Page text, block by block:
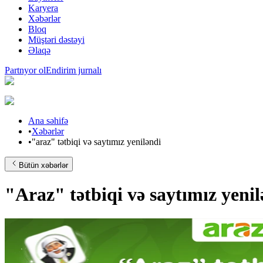
Karyera
Xəbərlər
Bloq
Müştəri dəstəyi
Əlaqə
Partnyor olEndirim jurnalı
Ana səhifə
•Xəbərlər
•"araz" tətbiqi və saytımız yeniləndi
Bütün xəbərlər
"Araz" tətbiqi və saytımız